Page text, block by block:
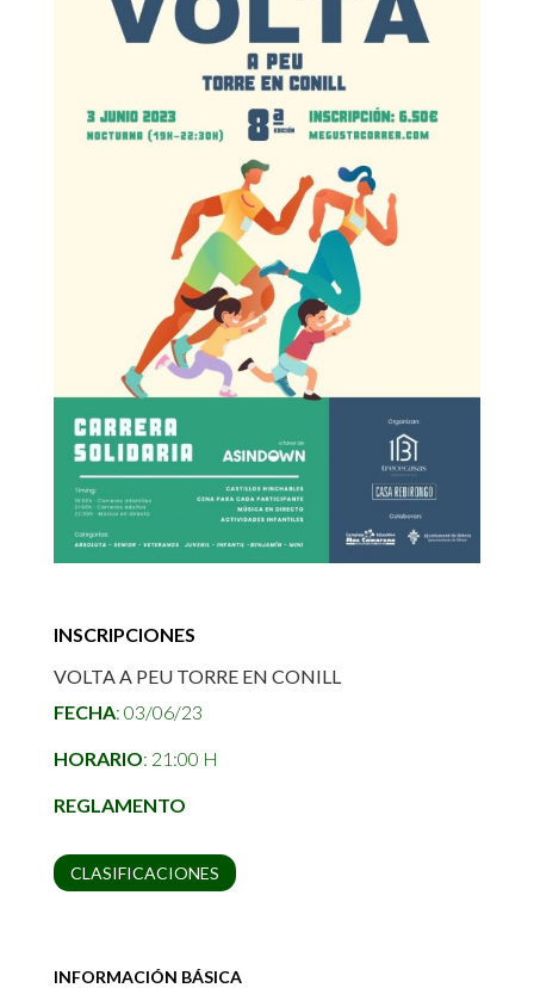
INSCRIPCIONES
VOLTA A PEU TORRE EN CONILL
FECHA: 03/06/23
HORARIO: 21:00 H
REGLAMENTO
CLASIFICACIONES
INFORMACIÓN BÁSICA